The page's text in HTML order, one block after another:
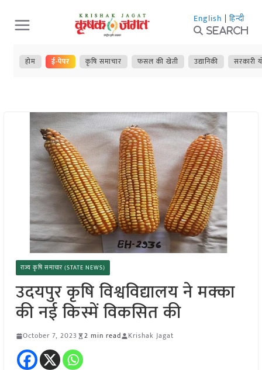
Skip
to
content
English | हिन्दी
Search
होम ई-पेपर कृषि समाचार फसल की खेती उद्यानिकी सरकारी
राज्य कृषि समाचार (STATE NEWS)
उदयपुर कृषि विश्वविद्यालय ने मक्का
की नई किस्में विकसित की
October 7, 2023 2 min read Krishak Jagat